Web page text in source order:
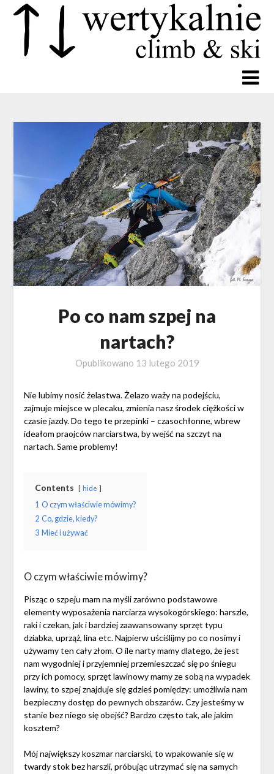
Po co nam szpej na
nartach?
Opublikowano 13 lutego 2019
Nie lubimy nosić żelastwa. Żelazo waży na podejściu,
zajmuje miejsce w plecaku, zmienia nasz środek ciężkości w
czasie jazdy. Do tego te przepinki – czasochłonne, wbrew
ideałom praojców narciarstwa, by wejść na szczyt na
nartach. Same problemy!
Contents hide
1 O czym właściwie mówimy?
2 Co, gdzie, kiedy?
3 Mieć i używać
O czym właściwie mówimy?
Pisząc o szpeju mam na myśli zarówno podstawowe
elementy wyposażenia narciarza wysokogórskiego: harszle,
raki i czekan, jak i bardziej zaawansowany sprzęt typu
dziabka, uprząż, lina etc. Najpierw uściślijmy po co nosimy i
używamy ten cały złom. O ile narty mamy dlatego, że jest
nam wygodniej i przyjemniej przemieszczać się po śniegu
przy ich pomocy, sprzęt lawinowy mamy ze sobą na wypadek
lawiny, to szpej znajduje się gdzieś pomiędzy: umożliwia nam
bezpieczny dostęp do pewnych obszarów. Czy jesteśmy w
stanie bez niego się obejść? Bardzo często tak, ale jakim
kosztem?
Mój największy koszmar narciarski, to wpakowanie się w
twardy stok bez harszli, próbując utrzymać się na samych